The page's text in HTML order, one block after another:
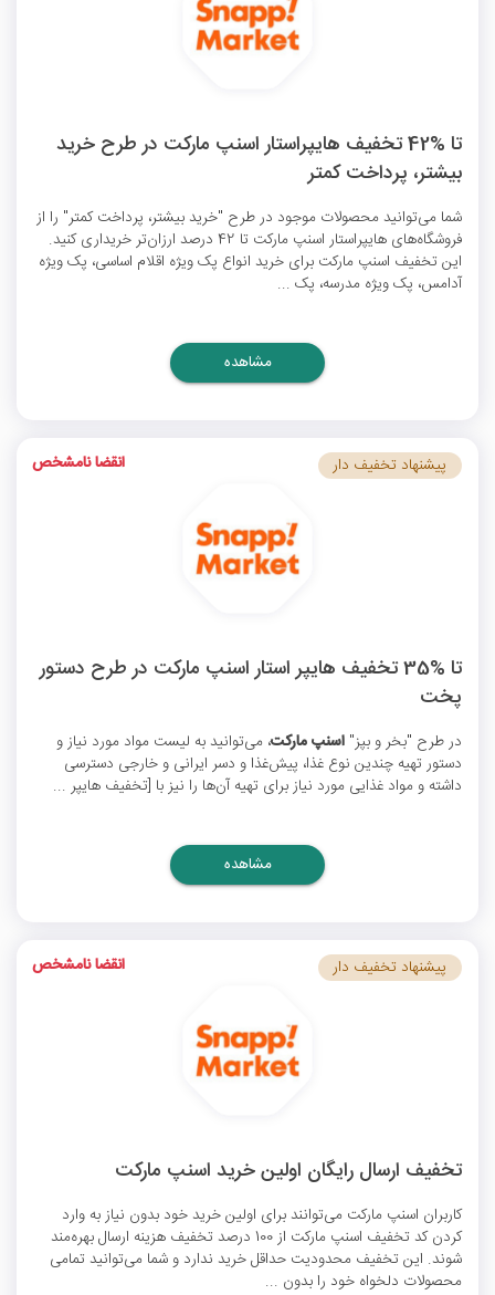
تا %42 تخفیف هایپراستار اسنپ مارکت در طرح خرید
بیشتر، پرداخت کمتر
شما می‌توانید محصولات موجود در طرح "خرید بیشتر، پرداخت کمتر" را از
فروشگاه‌های هایپراستار اسنپ مارکت تا 42 درصد ارزان‌تر خریداری کنید.
این تخفیف اسنپ مارکت برای خرید انواع پک ویژه اقلام اساسی، پک ویژه
آدامس، پک ویژه مدرسه، پک ...
مشاهده
تا %35 تخفیف هایپر استار اسنپ مارکت در طرح دستور
پخت
در طرح "بخر و بپز" اسنپ مارکت، می‌توانید به لیست مواد مورد نیاز و
دستور تهیه چندین نوع غذا، پیش‌غذا و دسر ایرانی و خارجی دسترسی
داشته و مواد غذایی مورد نیاز برای تهیه آن‌ها را نیز با [تخفیف هایپر ...
پیشنهاد تخفیف دار انقضا نامشخص
مشاهده
تخفیف ارسال رایگان اولین خرید اسنپ مارکت
کاربران اسنپ مارکت می‌توانند برای اولین خرید خود بدون نیاز به وارد
کردنکد تخفیف اسنپ مارکت
از 100 درصد تخفیف هزینه ارسال بهره‌مند
شوند. این تخفیف محدودیت حداقل خرید ندارد و شما می‌توانید تمامی
محصولات دلخواه خود را بدون ...
پیشنهاد تخفیف دار انقضا نامشخص